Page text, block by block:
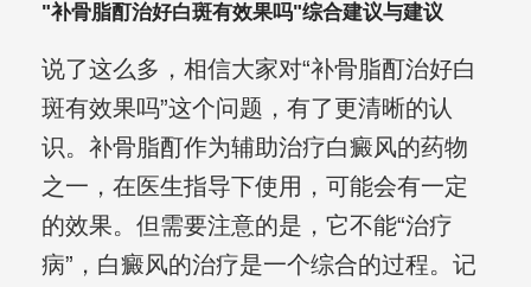
"补骨脂酊治好白斑有效果吗"综合建议与建议
说了这么多，相信大家对“补骨脂酊治好白
斑有效果吗”这个问题，有了更清晰的认
识。补骨脂酊作为辅助治疗白癜风的药物
之一，在医生指导下使用，可能会有一定
的效果。但需要注意的是，它不能“治疗
病”，白癜风的治疗是一个综合的过程。记